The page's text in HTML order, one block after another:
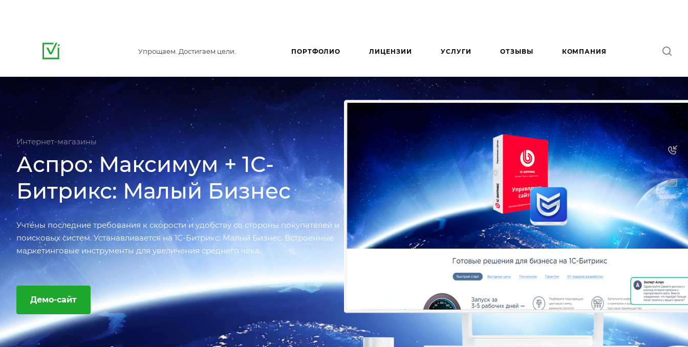
Упрощаем. Достигаем цели. ПОРТФОЛИО ЛИЦЕНЗИИ УСЛУГИ ОТЗЫВЫ КОМПАНИЯ
Интернет-магазины
Аспро: Максимум + 1С-
Битрикс: Малый Бизнес
Учтены последние требования к скорости и удобству со стороны покупателей и
поисковых систем. Устанавливается на 1С-Битрикс: Малый Бизнес. Встроенные
маркетинговые инструменты для увеличения среднего чека.
Демо-сайт